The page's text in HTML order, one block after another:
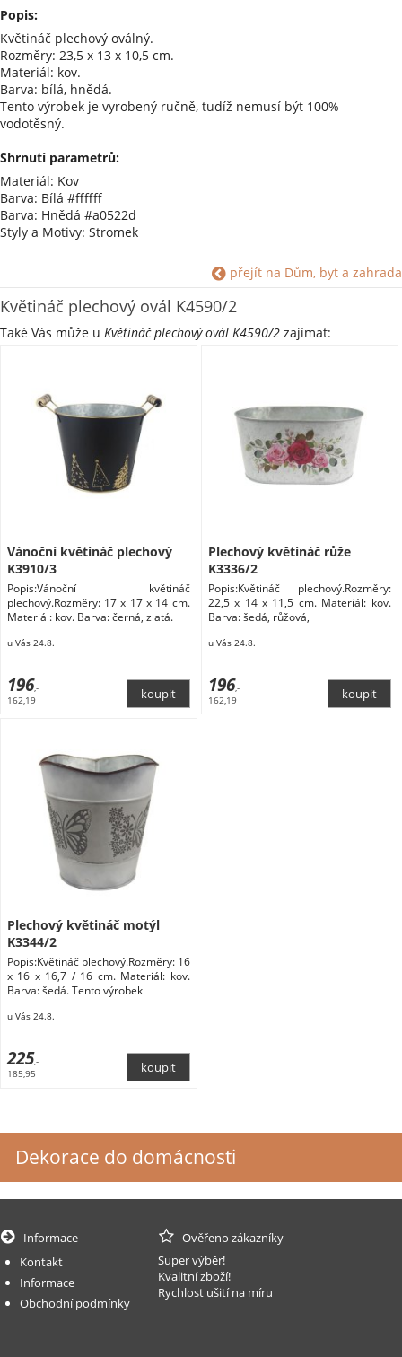
Popis:
Květináč plechový oválný.
Rozměry: 23,5 x 13 x 10,5 cm.
Materiál: kov.
Barva: bílá, hnědá.
Tento výrobek je vyrobený ručně, tudíž nemusí být 100%
vodotěsný.
Shrnutí parametrů:
Materiál: Kov
Barva: Bílá #ffffff
Barva: Hnědá #a0522d
Styly a Motivy: Stromek
přejít na Dům, byt a zahrada
Květináč plechový ovál K4590/2
Také Vás může u Květináč plechový ovál K4590/2 zajímat:
Vánoční květináč plechový
K3910/3
Popis:Vánoční květináč
plechový.Rozměry: 17 x 17 x 14 cm.
Materiál: kov. Barva: černá, zlatá.
u Vás 24.8.
196,-
162,19
Plechový květináč růže
K3336/2
Popis:Květináč plechový.Rozměry:
22,5 x 14 x 11,5 cm. Materiál: kov.
Barva: šedá, růžová,
u Vás 24.8.
196,-
162,19
Plechový květináč motýl
K3344/2
Popis:Květináč plechový.Rozměry: 16
x 16 x 16,7 / 16 cm. Materiál: kov.
Barva: šedá. Tento výrobek
u Vás 24.8.
225,-
185,95
Dekorace do domácnosti
Informace
Kontakt
Informace
Obchodní podmínky
Ověřeno zákazníky
Super výběr!
Kvalitní zboží!
Rychlost ušití na míru